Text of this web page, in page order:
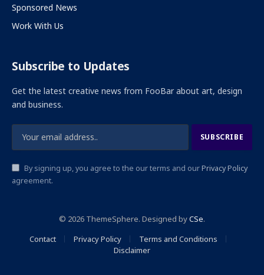
Sponsored News
Work With Us
Subscribe to Updates
Get the latest creative news from FooBar about art, design
and business.
By signing up, you agree to the our terms and ourPrivacy Policy
agreement.
© 2026 ThemeSphere. Designed byCSe.
Contact
Privacy Policy
Terms and Conditions
Disclaimer